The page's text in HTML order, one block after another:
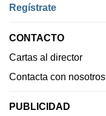
Regístrate
CONTACTO
Cartas al director
Contacta con nosotros
PUBLICIDAD